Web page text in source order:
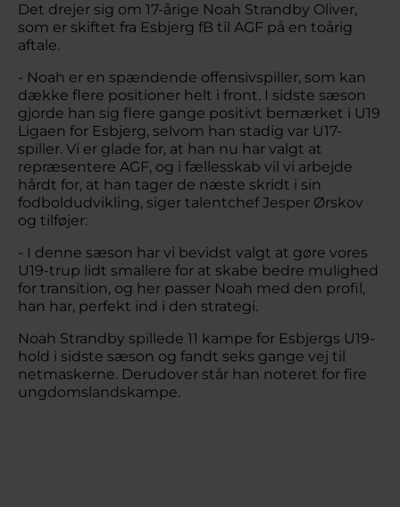
Det drejer sig om 17-årige Noah Strandby Oliver,
som er skiftet fra Esbjerg fB til AGF på en toårig
aftale.
- Noah er en spændende offensivspiller, som kan
dække flere positioner helt i front. I sidste sæson
gjorde han sig flere gange positivt bemærket i U19
Ligaen for Esbjerg, selvom han stadig var U17-
spiller. Vi er glade for, at han nu har valgt at
repræsentere AGF, og i fællesskab vil vi arbejde
hårdt for, at han tager de næste skridt i sin
fodboldudvikling, siger talentchef Jesper Ørskov
og tilføjer:
- I denne sæson har vi bevidst valgt at gøre vores
U19-trup lidt smallere for at skabe bedre mulighed
for transition, og her passer Noah med den profil,
han har, perfekt ind i den strategi.
Noah Strandby spillede 11 kampe for Esbjergs U19-
hold i sidste sæson og fandt seks gange vej til
netmaskerne. Derudover står han noteret for fire
ungdomslandskampe.